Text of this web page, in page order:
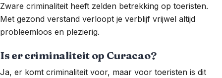
Zware criminaliteit heeft zelden betrekking op toeristen.
Met gezond verstand verloopt je verblijf vrijwel altijd
probleemloos en plezierig.
Is er criminaliteit op Curacao?
Ja, er komt criminaliteit voor, maar voor toeristen is dit